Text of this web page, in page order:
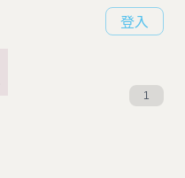
登入
1